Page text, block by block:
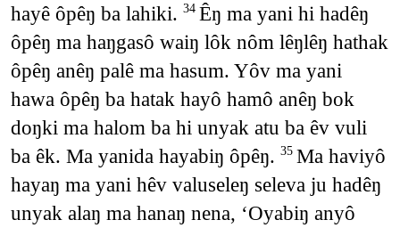
hayê ôpêŋ ba lahiki. 34 Êŋ ma yani hi hadêŋ
ôpêŋ ma haŋgasô waiŋ lôk nôm lêŋlêŋ hathak
ôpêŋ anêŋ palê ma hasum. Yôv ma yani
hawa ôpêŋ ba hatak hayô hamô anêŋ bok
doŋki ma halom ba hi unyak atu ba êv vuli
ba êk. Ma yanida hayabiŋ ôpêŋ. 35 Ma haviyô
hayaŋ ma yani hêv valuseleŋ seleva ju hadêŋ
unyak alaŋ ma hanaŋ nena, ‘Oyabiŋ anyô